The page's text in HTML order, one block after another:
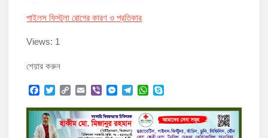
পাইলস ফিস্টুলা রোগের কারণ ও প্রতিকার
Views: 1
শেয়ার করুন
F
c
e
b
i
t
t
C
p
y
L
E
a
i
l
V
b
e
r
M
s
s
e
T
l
e
g
W
a
t
s
y
p
e